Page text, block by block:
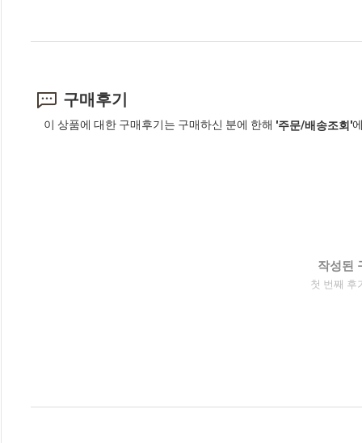
구매후기
이 상품에 대한 구매후기는 구매하신 분에 한해 '주문/배송조회'
작성된
첫 번째 후